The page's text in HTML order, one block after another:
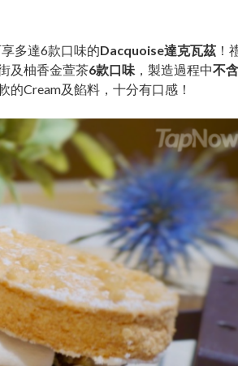
享多達6款口味的Dacquoise達克瓦茲 ！
及柚香金萱茶6款口味 ，製造過程中不
的Cream及餡料，十分有口感！